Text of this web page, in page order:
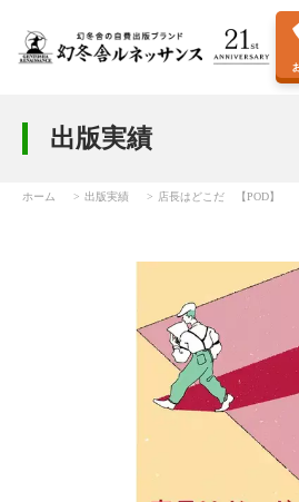
出版実績
ホーム 出版実績 店長はどこだ 【POD】